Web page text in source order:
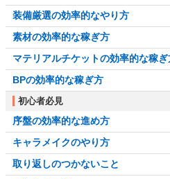
装備厳選の効率的なやり方
素材の効率的な稼ぎ方
マテリアルチケットの効率的な稼ぎ
BPの効率的な稼ぎ方
初心者必見
序盤の効率的な進め方
キャラメイクのやり方
取り返しのつかないこと